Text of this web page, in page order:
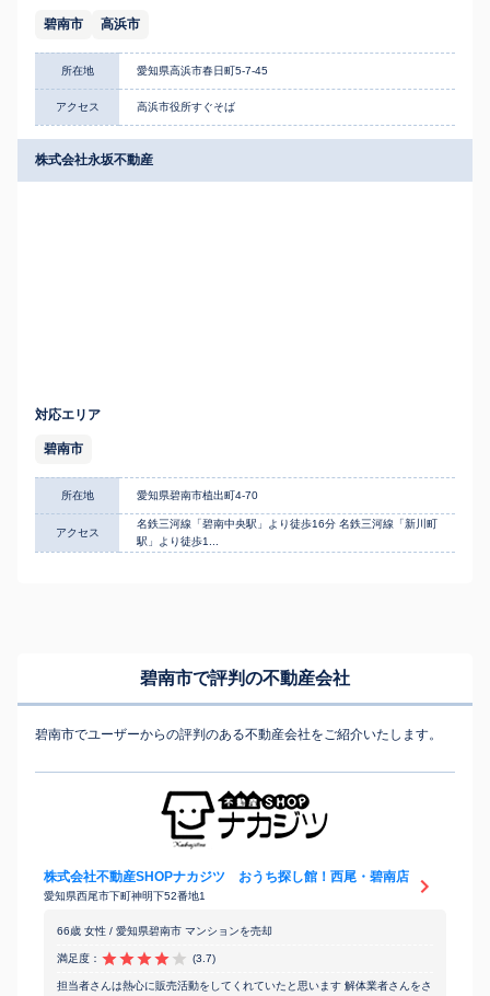
碧南市 高浜市
所在地 愛知県高浜市春日町5-7-45
アクセス 高浜市役所すぐそば
株式会社永坂不動産
対応エリア
碧南市
所在地 愛知県碧南市植出町4-70
アクセス
名鉄三河線「碧南中央駅」より徒歩16分 名鉄三河線「新川町
駅」より徒歩1...
碧南市で評判の不動産会社
碧南市でユーザーからの評判のある不動産会社をご紹介いたします。
株式会社不動産SHOPナカジツ おうち探し館！西尾・碧南店
愛知県西尾市下町神明下52番地1
66歳 女性 / 愛知県碧南市 マンションを売却
満足度： (3.7)
担当者さんは熱心に販売活動をしてくれていたと思います 解体業者さんをさ